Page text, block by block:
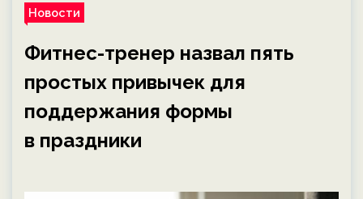
Новости
Фитнес-тренер назвал пять
простых привычек для
поддержания формы
в праздники